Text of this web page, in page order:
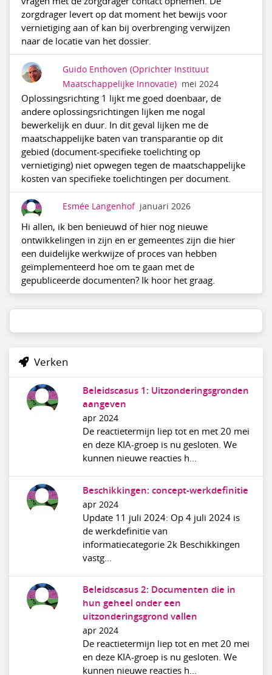
zorgdrager levert op dat moment het bewijs voor
vernietiging aan of kan bij overbrenging verwijzen
naar de locatie van het dossier.
Guido Enthoven (Oprichter Instituut
Maatschappelijke Innovatie) mei 2024
Oplossingsrichting 1 lijkt me goed doenbaar, de
andere oplossingsrichtingen lijken me nogal
bewerkelijk en duur. In dit geval lijken me de
maatschappelijke baten van transparantie op dit
gebied (document-specifieke toelichting op
vernietiging) niet opwegen tegen de maatschappelijke
kosten van specifieke toelichtingen per document.
Esmée Langenhof januari 2026
Hi allen, ik ben benieuwd of hier nog nieuwe
ontwikkelingen in zijn en er gemeentes zijn die hier
een duidelijke werkwijze of proces van hebben
geïmplementeerd hoe om te gaan met de
gepubliceerde documenten? Ik hoor het graag.
Verken
Beleidscasus 1: Uitzonderingsgronden
aangeven
apr 2024
De reactietermijn liep tot en met 20 mei
en deze KIA-groep is nu gesloten. We
kunnen nieuwe reacties h...
Beschikkingen: concept-werkdefinitie
apr 2024
Update 11 juli 2024: Op 4 juli 2024 is
de werkdefinitie van
informatiecategorie 2k Beschikkingen
vastg...
Beleidscasus 2: Documenten die in
hun geheel onder een
uitzonderingsgrond vallen
apr 2024
De reactietermijn liep tot en met 20 mei
en deze KIA-groep is nu gesloten. We
kunnen nieuwe reacties h...